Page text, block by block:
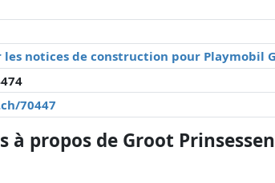
les notices de construction pour Playmobil
70447
propos de Groot